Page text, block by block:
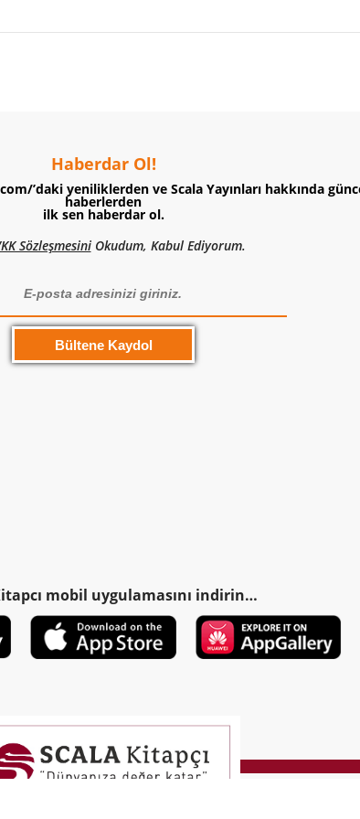
Haberdar Ol!
’daki yeniliklerden ve Scala Yayınları hakkında
haberlerden
ilk sen haberdar ol.
SözleşmesiniOkudum, Kabul Ediyorum.
mobil uygulamasını indirin…